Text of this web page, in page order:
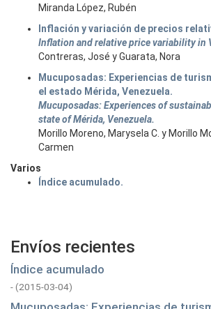
Miranda López, Rubén
Inflación y variación de precios
Inflation and relative price variability in
Contreras, José y Guarata, Nora
Mucuposadas: Experiencias de
el estado Mérida, Venezuela.
Mucuposadas: Experiences of
state of Mérida, Venezuela.
Morillo Moreno, Marysela C. y Morillo
Carmen
Varios
Índice acumulado.
Envíos recientes
Índice acumulado
-(2015-03-04)